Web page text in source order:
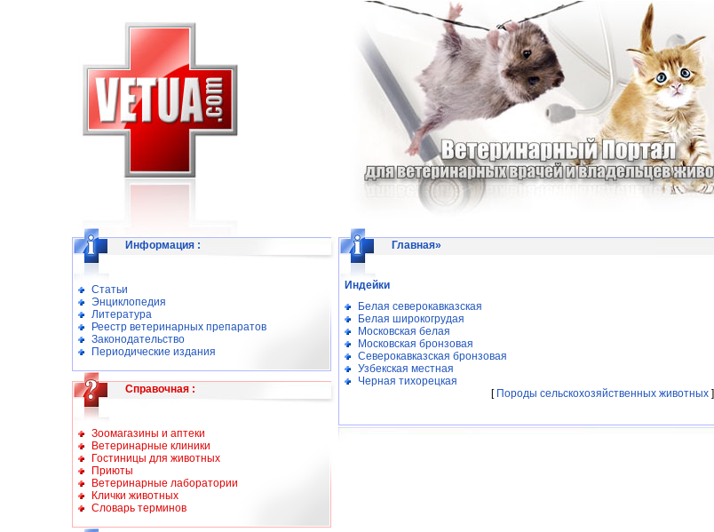
Информация :
Статьи
Энциклопедия
Литература
Реестр ветеринарных препаратов
Законодательство
Периодические издания
Справочная :
Зоомагазины и аптеки
Ветеринарные клиники
Гостиницы для животных
Приюты
Ветеринарные лаборатории
Клички животных
Словарь терминов
Главная»
Индейки
Белая северокавказская
Белая широкогрудая
Московская белая
Московская бронзовая
Северокавказская бронзовая
Узбекская местная
Черная тихорецкая
[ Породы сельскохозяйственных животных]